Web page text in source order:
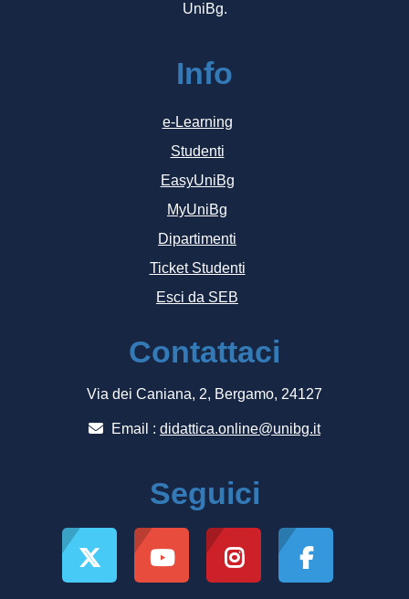
UniBg.
Info
e-Learning
Studenti
EasyUniBg
MyUniBg
Dipartimenti
Ticket Studenti
Esci da SEB
Contattaci
Via dei Caniana, 2, Bergamo, 24127
Email : didattica.online@unibg.it
Seguici